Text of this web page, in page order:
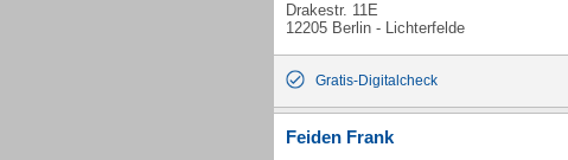
Drakestr. 11E
12205 Berlin - Lichterfelde
Gratis-Digitalcheck
Feiden Frank